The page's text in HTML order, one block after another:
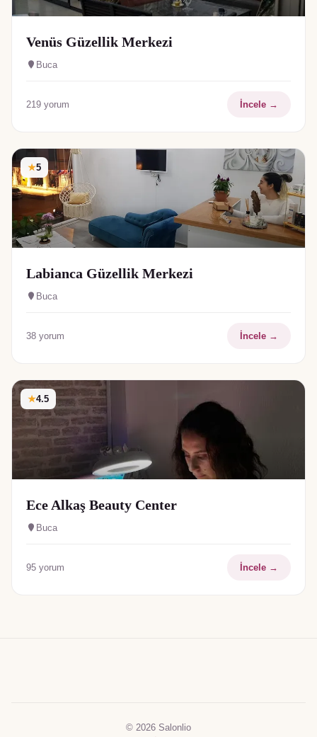
Venüs Güzellik Merkezi
Buca
219 yorum İncele →
★5
Labianca Güzellik Merkezi
Buca
38 yorum İncele →
★4.5
Ece Alkaş Beauty Center
Buca
95 yorum İncele →
© 2026 Salonlio